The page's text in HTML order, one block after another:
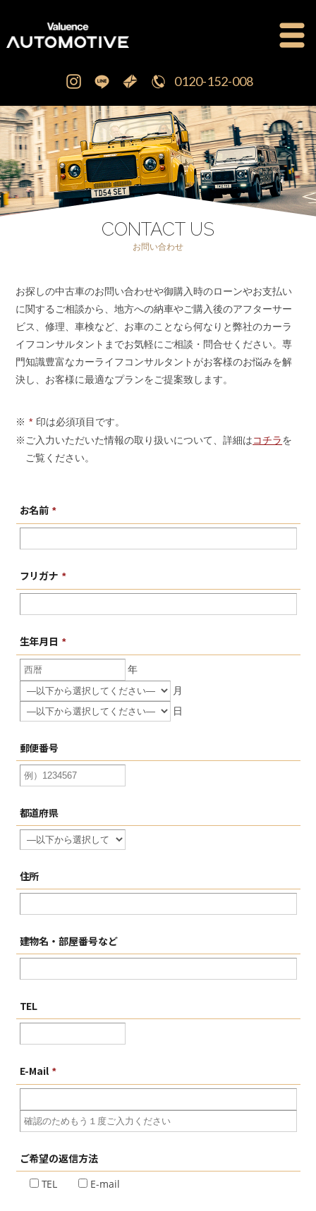
0120-152-008
公式ブログ OFFICIAL BLOG
新車・中古車販売 CAR SALES
注文販売 ORDER SALES
点検修理・車検
会社概要 COMPANY
お問い合わせ
CONTACT US
お問い合わせ
お探しの中古車のお問い合わせや御購入時のローンやお支払い
に関するご相談から、地方への納車やご購入後のアフターサー
ビス、修理、車検など、お車のことなら何なりと弊社のカーラ
イフコンサルタントまでお気軽にご相談・問合せください。専
門知識豊富なカーライフコンサルタントがお客様のお悩みを解
決し、お客様に最適なプランをご提案致します。
※ * 印は必須項目です。
※ご入力いただいた情報の取り扱いについて、詳細はコチラを
ご覧ください。
お名前 *
フリガナ *
生年月日 *
年
月
日
郵便番号
都道府県
住所
建物名・部屋番号など
TEL
E-Mail *
ご希望の返信方法
TEL E-mail